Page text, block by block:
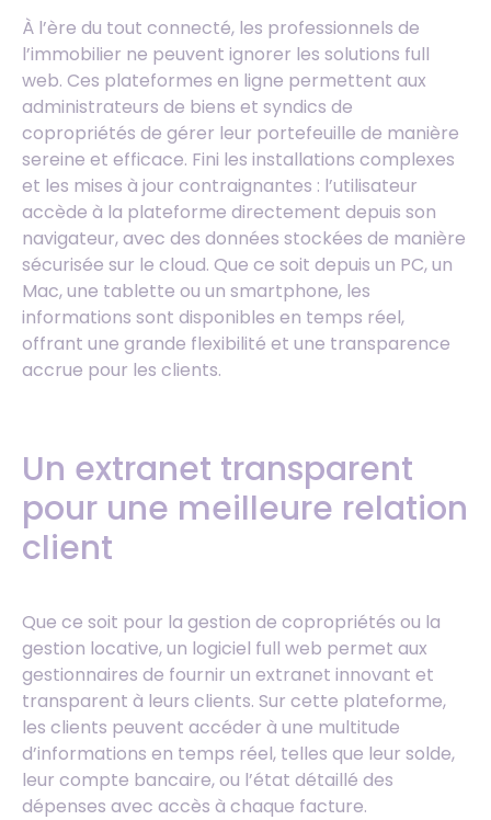
À l’ère du tout connecté, les professionnels de
l’immobilier ne peuvent ignorer les solutions full
web. Ces plateformes en ligne permettent aux
administrateurs de biens et syndics de
copropriétés de gérer leur portefeuille de manière
sereine et efficace. Fini les installations complexes
et les mises à jour contraignantes : l’utilisateur
accède à la plateforme directement depuis son
navigateur, avec des données stockées de manière
sécurisée sur le cloud. Que ce soit depuis un PC, un
Mac, une tablette ou un smartphone, les
informations sont disponibles en temps réel,
offrant une grande flexibilité et une transparence
accrue pour les clients.
Un extranet transparent
pour une meilleure relation
client
Que ce soit pour la gestion de copropriétés ou la
gestion locative, un logiciel full web permet aux
gestionnaires de fournir un extranet innovant et
transparent à leurs clients. Sur cette plateforme,
les clients peuvent accéder à une multitude
d’informations en temps réel, telles que leur solde,
leur compte bancaire, ou l’état détaillé des
dépenses avec accès à chaque facture.